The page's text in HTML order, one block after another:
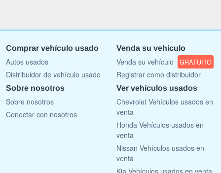
Comprar vehículo usado
Autos usados
Distribuidor de vehículo usado
Venda su vehículo
Venda su vehículo GRATUITO
Registrar como distribuidor
Sobre nosotros
Sobre nosotros
Conectar con nosotros
Ver vehículos usados
Chevrolet Vehículos usados en
venta
Honda Vehículos usados en
venta
Nissan Vehículos usados en
venta